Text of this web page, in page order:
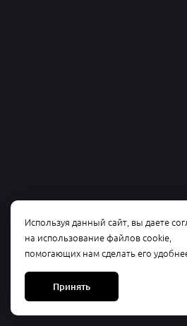
Используя данный сайт, вы даете
на использование файлов cookie,
помогающих нам сделать его
Принять